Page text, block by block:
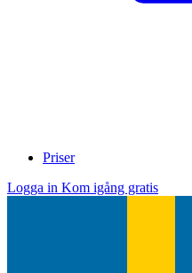
Priser
Logga in Kom igång gratis